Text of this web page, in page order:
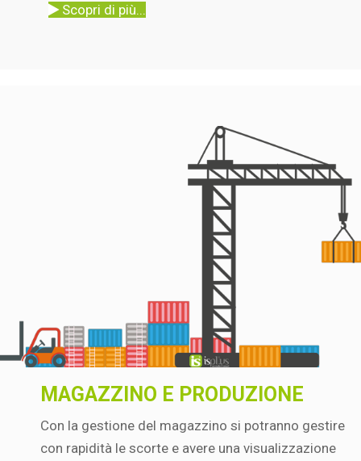
Scopri di più...
MAGAZZINO E PRODUZIONE
Con la gestione del magazzino si potranno gestire
con rapidità le scorte e avere una visualizzazione